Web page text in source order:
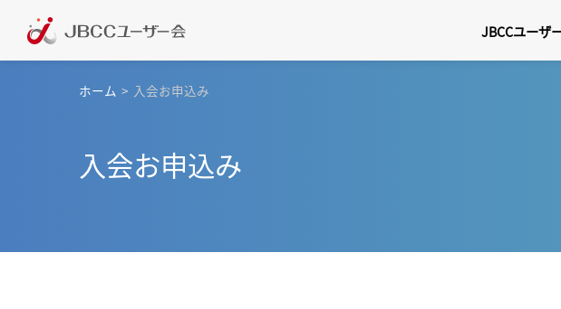
JBCCユーザ
ホーム > 入会お申込み
入会お申込み